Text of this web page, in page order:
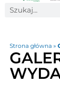
Strona główna »